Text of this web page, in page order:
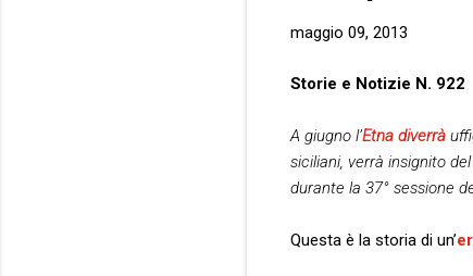
maggio 09, 2013
Storie e Notizie N. 922
A giugno l’Etna diverrà
siciliani, verrà insignito
durante la 37° sessione
Questa è la storia di un’